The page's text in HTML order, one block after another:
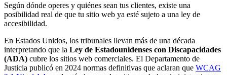
Según dónde operes y quiénes sean tus clientes, existe una
posibilidad real de que tu sitio web ya esté sujeto a una ley de
accesibilidad.
En Estados Unidos, los tribunales llevan más de una década
interpretando que la Ley de Estadounidenses con Discapacidades
(ADA) cubre los sitios web comerciales. El Departamento de
Justicia publicó en 2024 normas definitivas que aclaran que WCAG